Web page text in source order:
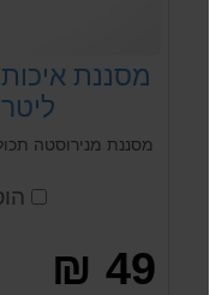
ליטר ARCOSTEEL
49 ₪